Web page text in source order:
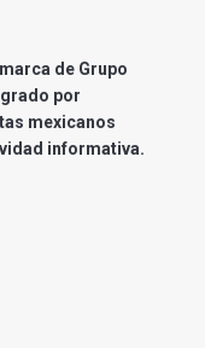
de Grupo
por
mexicanos
informativa.